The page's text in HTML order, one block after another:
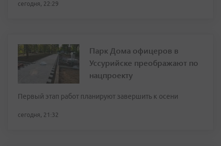
сегодня, 22:29
Парк Дома офицеров в
Уссурийске преображают по
нацпроекту
Первый этап работ планируют завершить к осени
сегодня, 21:32